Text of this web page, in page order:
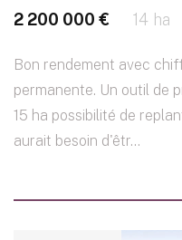
2 200 000 € 14 ha
Bon rendement avec
permanente. Un outil de
15 ha possibilité de
aurait besoin d'êtr...